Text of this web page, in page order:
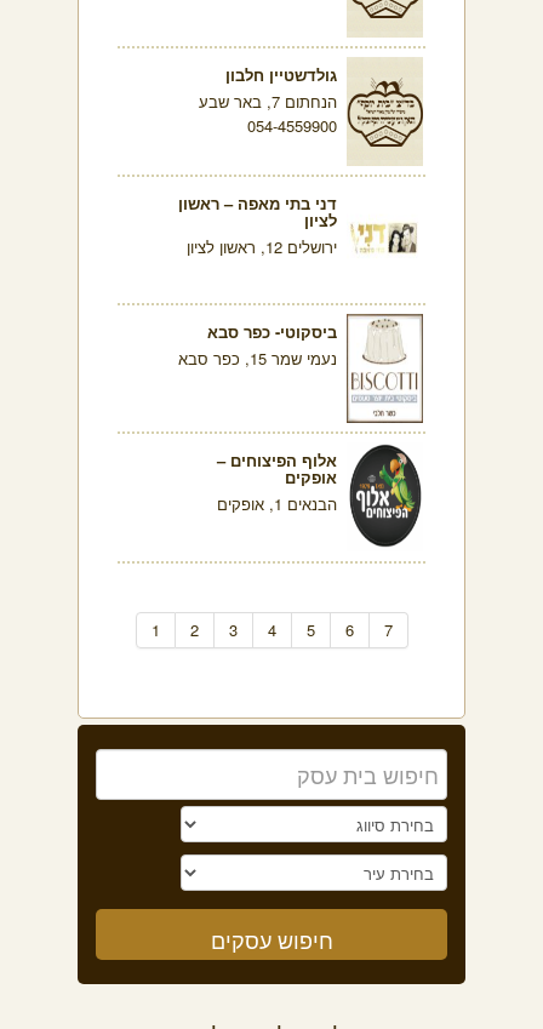
גולדשטיין חלבון
הנחתום 7, באר שבע
054-4559900
דני בתי מאפה – ראשון
לציון
ירושלים 12, ראשון לציון
ביסקוטי- כפר סבא
נעמי שמר 15, כפר סבא
אלוף הפיצוחים –
אופקים
הבנאים 1, אופקים
1 2 3 4 5 6 7